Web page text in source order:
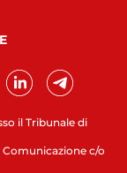
il Tribunale di
c/o